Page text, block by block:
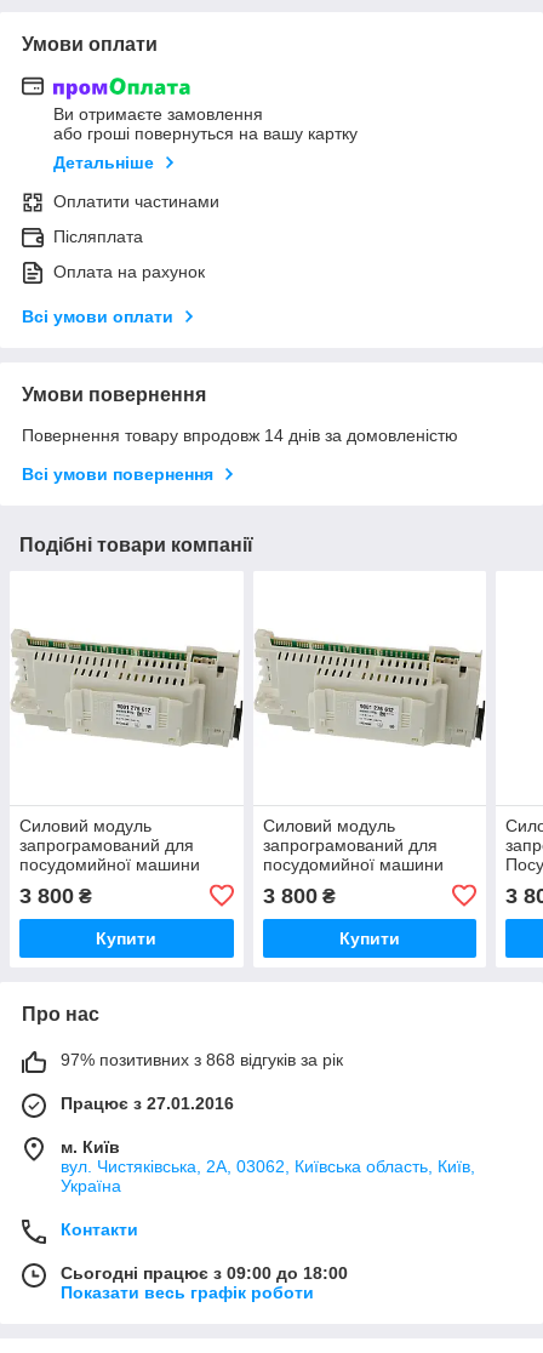
Умови оплати
Ви отримаєте замовлення
або гроші повернуться на вашу картку
Детальніше
Оплатити частинами
Післяплата
Оплата на рахунок
Всі умови оплати
Умови повернення
Повернення товару впродовж 14 днів за домовленістю
Всі умови повернення
Подібні товари компанії
Силовий модуль
запрограмований для
посудомийної машини
3 800 ₴
Купити
Силовий модуль
запрограмований для
посудомийної машини
3 800₴
Купити
3
Про нас
97% позитивних з 868 відгуків за рік
Працює з 27.01.2016
м. Київ
вул. Чистяківська, 2А, 03062, Київська область, Київ,
Україна
Контакти
Сьогодні працює з 09:00 до 18:00
Показати весь графік роботи